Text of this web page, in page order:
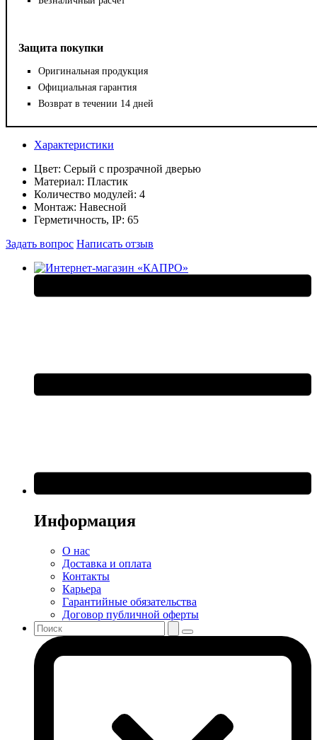
Защита покупки
Оригинальная продукция
Официальная гарантия
Возврат в течении 14 дней
Характеристики
Цвет: Серый с прозрачной дверью
Материал: Пластик
Количество модулей: 4
Монтаж: Навесной
Герметичность, IP: 65
Задать вопрос Написать отзыв
Информация
О нас
Доставка и оплата
Контакты
Карьера
Гарантийные обязательства
Договор публичной оферты